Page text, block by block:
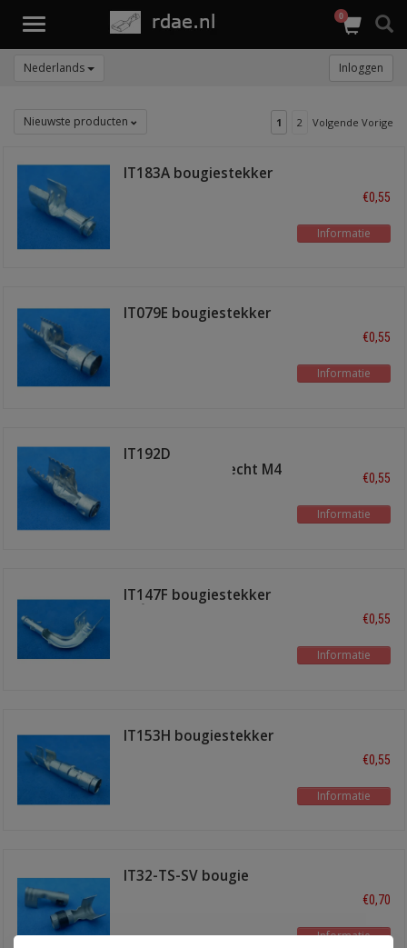
Toggle
0
Nederlands Inloggen
Nieuwste producten 1 2 Volgende Vorige
IT183A bougiestekker
€0,55
Informatie
IT079E bougiestekker
€0,55
Informatie
IT192D
bougiestekkerrecht M4
€0,55
Informatie
IT147F bougiestekker
90°
€0,55
Informatie
IT153H bougiestekker
€0,55
Informatie
IT32-TS-SV bougie
€0,70
Informatie